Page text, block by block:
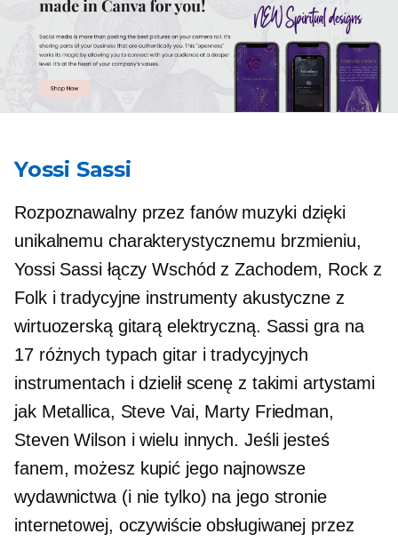
Yossi Sassi
Rozpoznawalny przez fanów muzyki dzięki
unikalnemu charakterystycznemu brzmieniu,
Yossi Sassi łączy Wschód z Zachodem, Rock z
Folk i tradycyjne instrumenty akustyczne z
wirtuozerską gitarą elektryczną. Sassi gra na
17 różnych typach gitar i tradycyjnych
instrumentach i dzielił scenę z takimi artystami
jak Metallica, Steve Vai, Marty Friedman,
Steven Wilson i wielu innych. Jeśli jesteś
fanem, możesz kupić jego najnowsze
wydawnictwa (i nie tylko) na jego stronie
internetowej, oczywiście obsługiwanej przez